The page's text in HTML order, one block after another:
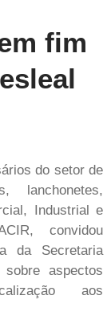
fim
do setor de
lanchonetes,
Industrial e
convidou
da Secretaria
aspectos
aos